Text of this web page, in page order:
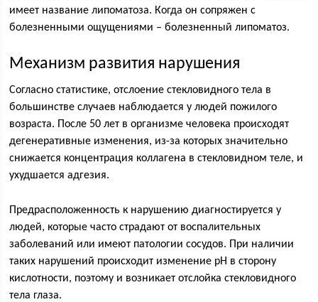
имеет название липоматоза. Когда он сопряжен с
болезненными ощущениями – болезненный липоматоз.
Механизм развития нарушения
Согласно статистике, отслоение стекловидного тела в
большинстве случаев наблюдается у людей пожилого
возраста. После 50 лет в организме человека происходят
дегенеративные изменения, из-за которых значительно
снижается концентрация коллагена в стекловидном теле, и
ухудшается адгезия.
Предрасположенность к нарушению диагностируется у
людей, которые часто страдают от воспалительных
заболеваний или имеют патологии сосудов. При наличии
таких нарушений происходит изменение рН в сторону
кислотности, поэтому и возникает отслойка стекловидного
тела глаза.